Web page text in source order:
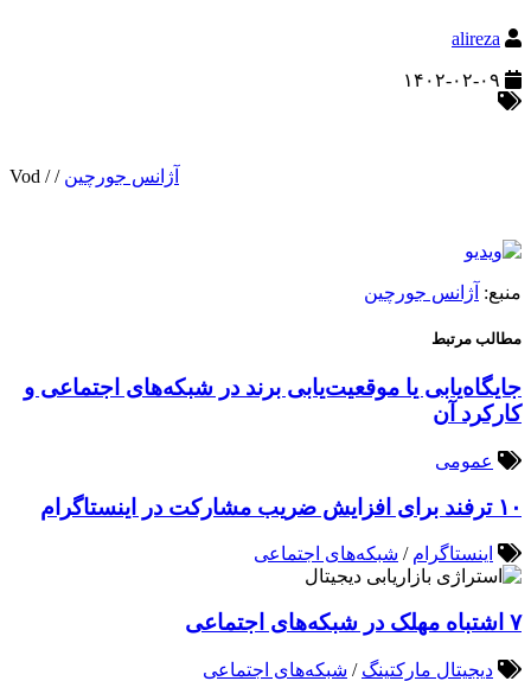
alireza
آژانس جورچین /
/
Vod
منبع: آژانس جورچین
مطالب مرتبط
جایگاه‌یابی یا موقعیت‌یابی برند در شبکه‌های اجتماعی و
کارکرد آن
عمومی
۱۰ ترفند برای افزایش ضریب مشارکت در اینستاگرام
اینستاگرام / شبکه‌های اجتماعی
۷ اشتباه مهلک در شبکه‌های اجتماعی
دیجیتال مارکتینگ / شبکه‌های اجتماعی